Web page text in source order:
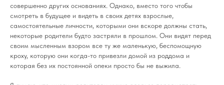
совершенно других основаниях. Однако, вместо того чтобы
смотреть в будущее и видеть в своих детях взрослые,
самостоятельные личности, которыми они вскоре должны стать,
некоторые родители будто застряли в прошлом. Они видят перед
своим мысленным взором все ту же маленькую, беспомощную
кроху, которую они когда-то привезли домой из роддома и
которая без их постоянной опеки просто бы не выжила.